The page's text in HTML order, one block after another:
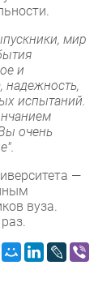
мир
и
надежность,
испытаний.
очень
—
вуза.